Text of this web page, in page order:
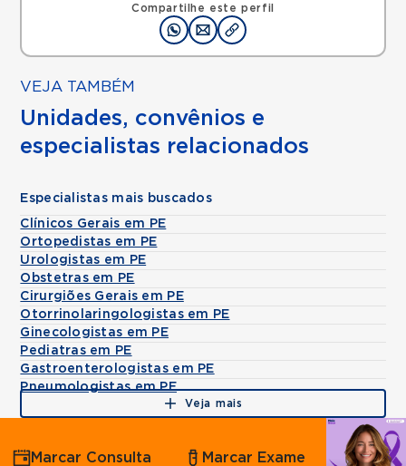
Compartilhe este perfil
VEJA TAMBÉM
Unidades, convênios e
especialistas relacionados
Especialistas mais buscados
Clínicos Gerais em PE
Ortopedistas em PE
Urologistas em PE
Obstetras em PE
Cirurgiões Gerais em PE
Otorrinolaringologistas em PE
Ginecologistas em PE
Pediatras em PE
Gastroenterologistas em PE
Pneumologistas em PE
Veja mais
Agende
por
Marcar Consulta Marcar Exame